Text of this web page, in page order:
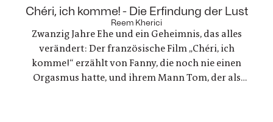
nach Lanzarote reist, um zu trauern und ein
Regisseur, der in einer kreativen Krise steckt - zwei
Geschichten, die zunehmend verschmelzen.
Chéri, ich komme! - Die Erfindung der Lust
Reem Kherici
Zwanzig Jahre Ehe und ein Geheimnis, das alles
verändert: Der französische Film „Chéri, ich
komme!“ erzählt von Fanny, die noch nie einen
Orgasmus hatte, und ihrem Mann Tom, der als